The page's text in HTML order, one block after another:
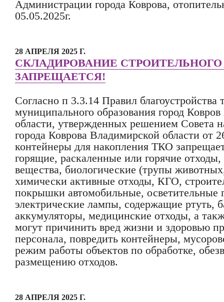
Администрации города Коврова,
05.05.2025г.
28 АПРЕЛЯ 2025 Г.
СКЛАДИРОВАНИЕ
ЗАПРЕЩАЕТСЯ!
Согласно п 3.3.14 Правил благоустройства
муниципального образования город
области, утвержденных решением Совета
города Коврова Владимирской области от
контейнеры для накопления ТКО
горящие, раскаленные или горячие
вещества, биологические (трупы
химически активные отходы, КГО,
покрышки автомобильные, осветительные
электрические лампы, содержащие ртуть,
аккумуляторы, медицинские отходы, а
могут причинить вред жизни и здоровью
персонала, повредить контейнеры,
режим работы объектов по обработке,
размещению отходов.
28 АПРЕЛЯ 2025 Г.